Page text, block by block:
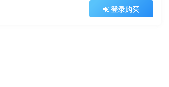
登录购买